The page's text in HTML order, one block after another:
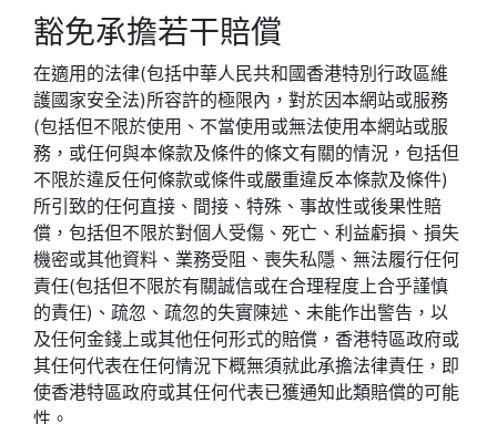
豁免承擔若干賠償
在適用的法律(包括中華人民共和國香港特別行政區維
護國家安全法)所容許的極限內，對於因本網站或服務
(包括但不限於使用、不當使用或無法使用本網站或服
務，或任何與本條款及條件的條文有關的情況，包括但
不限於違反任何條款或條件或嚴重違反本條款及條件)
所引致的任何直接、間接、特殊、事故性或後果性賠
償，包括但不限於對個人受傷、死亡、利益虧損、損失
機密或其他資料、業務受阻、喪失私隱、無法履行任何
責任(包括但不限於有關誠信或在合理程度上合乎謹慎
的責任)、疏忽、疏忽的失實陳述、未能作出警告，以
及任何金錢上或其他任何形式的賠償，香港特區政府或
其任何代表在任何情況下概無須就此承擔法律責任，即
使香港特區政府或其任何代表已獲通知此類賠償的可能
性。